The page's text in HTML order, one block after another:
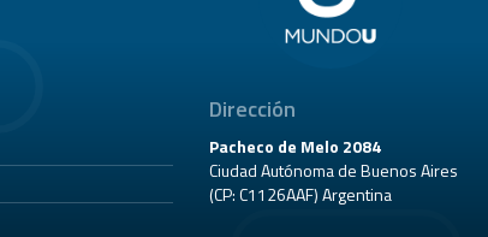
Dirección
Pacheco de Melo 2084
Ciudad Autónoma de Buenos Aires
(CP: C1126AAF) Argentina